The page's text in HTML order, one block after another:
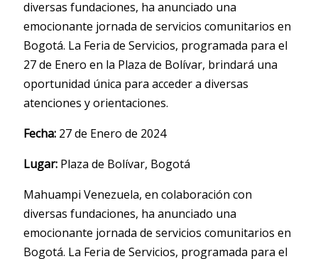
diversas fundaciones, ha anunciado una
emocionante jornada de servicios comunitarios en
Bogotá. La Feria de Servicios, programada para el
27 de Enero en la Plaza de Bolívar, brindará una
oportunidad única para acceder a diversas
atenciones y orientaciones.
Fecha:27 de Enero de 2024
Lugar:Plaza de Bolívar, Bogotá
Mahuampi Venezuela, en colaboración con
diversas fundaciones, ha anunciado una
emocionante jornada de servicios comunitarios en
Bogotá. La Feria de Servicios, programada para el